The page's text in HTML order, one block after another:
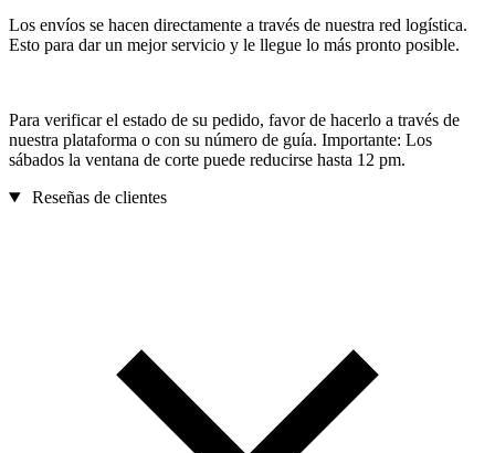
Los envíos se hacen directamente a través de nuestra red logística.
Esto para dar un mejor servicio y le llegue lo más pronto posible.
Para verificar el estado de su pedido, favor de hacerlo a través de
nuestra plataforma o con su número de guía. Importante: Los
sábados la ventana de corte puede reducirse hasta 12 pm.
Reseñas de clientes